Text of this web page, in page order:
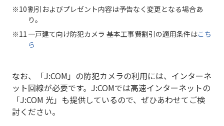
割引およびプレゼント内容は予告なく変更となる場合あ
り。
一戸建て向け防犯カメラ 基本工事費割引の適用条件はこち
ら
なお、「J:COM」の防犯カメラの利用には、インターネ
ット回線が必要です。J:COMでは高速インターネットの
「J:COM 光」も提供しているので、ぜひあわせてご検
討ください。